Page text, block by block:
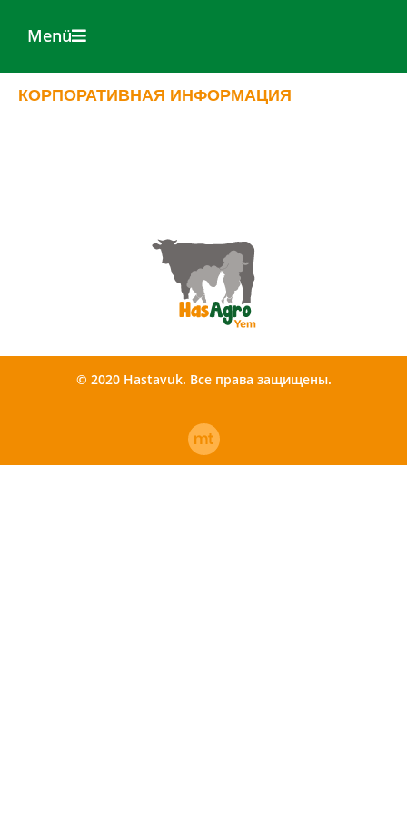
Menü
КОРПОРАТИВНАЯ ИНФОРМАЦИЯ
© 2020 Hastavuk. Все права защищены.